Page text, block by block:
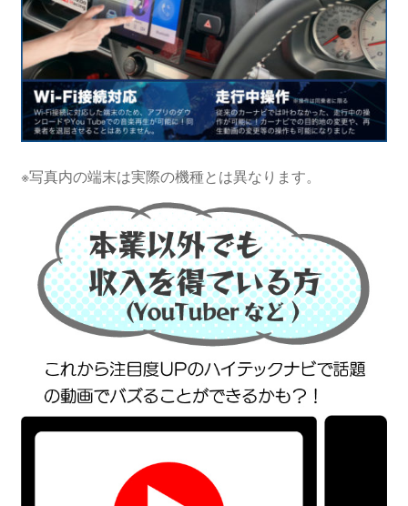
※写真内の端末は実際の機種とは異なります。